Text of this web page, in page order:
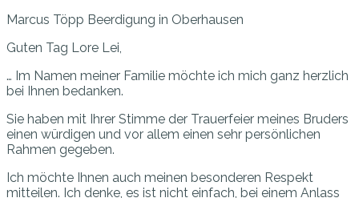
Marcus Töpp Beerdigung in Oberhausen
Guten Tag Lore Lei,
… Im Namen meiner Familie möchte ich mich ganz herzlich
bei Ihnen bedanken.
Sie haben mit Ihrer Stimme der Trauerfeier meines Bruders
einen würdigen und vor allem einen sehr persönlichen
Rahmen gegeben.
Ich möchte Ihnen auch meinen besonderen Respekt
mitteilen. Ich denke, es ist nicht einfach, bei einem Anlass